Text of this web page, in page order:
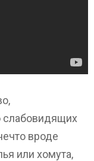
слабовидящих
вроде
или хомута,